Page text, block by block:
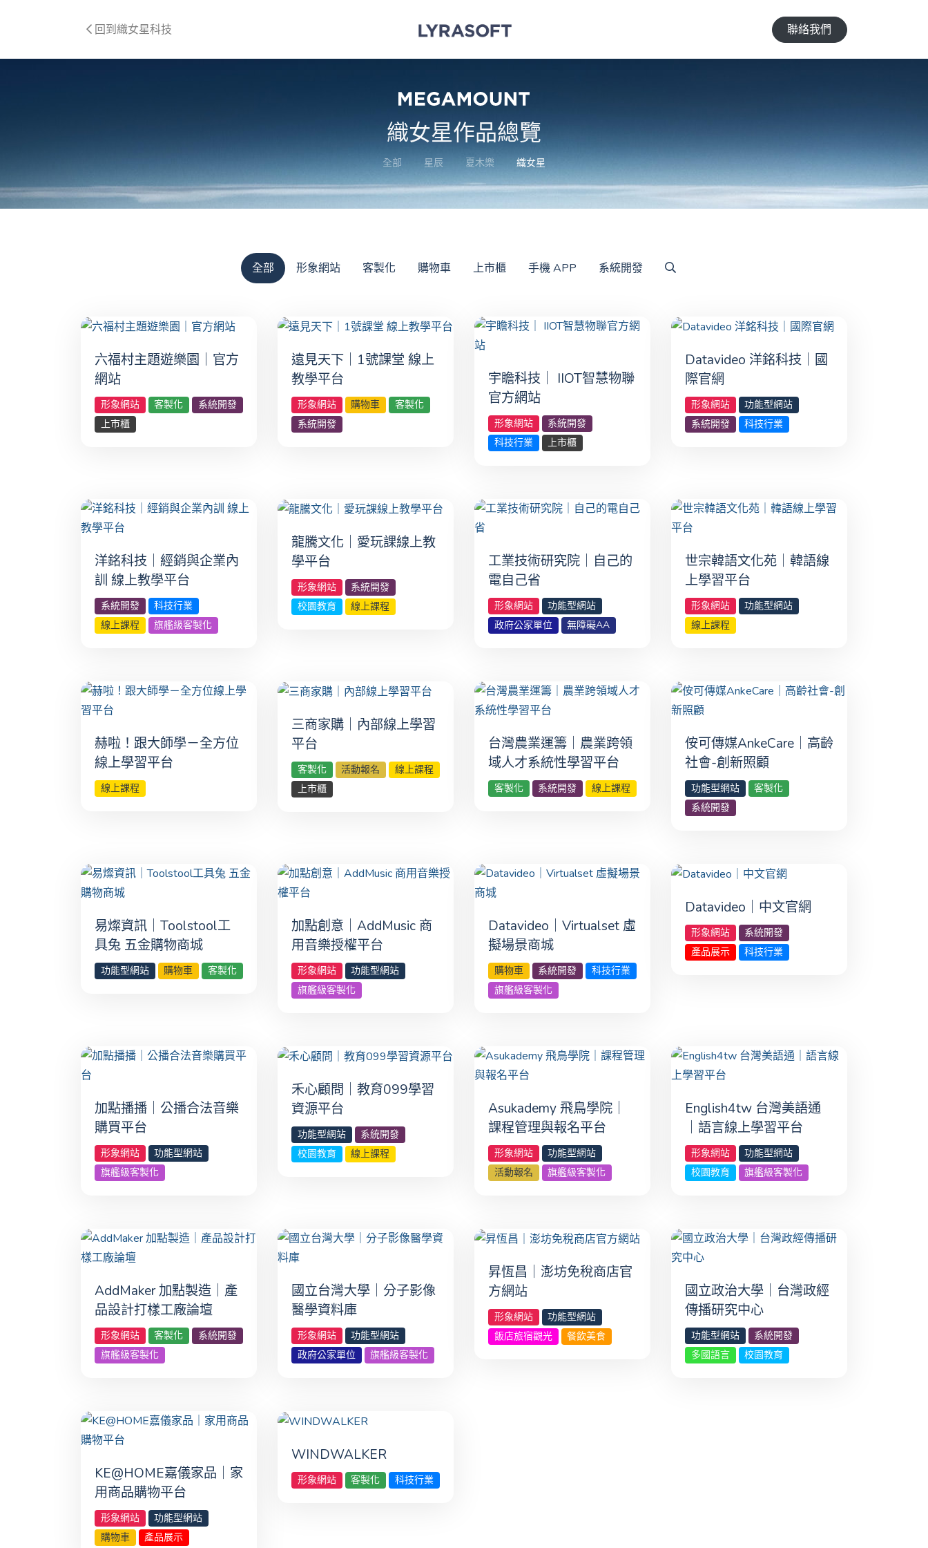
回到織女星科技 聯絡我們
織女星作品總覽
全部 星辰 夏木樂 織女星
全部 形象網站 客製化 購物車 上市櫃 手機 APP 系統開發
六福村主題遊樂園｜官方
網站
形象網站 客製化
系統開發
上市櫃
遠見天下｜1號課堂 線上
教學平台
形象網站 購物車
客製化
系統開發
宇瞻科技｜ IIOT智慧物聯
官方網站
形象網站
系統開發
科技行業
上市櫃
Datavideo 洋銘科技｜國
際官網
形象網站
功能型網站
系統開發
科技行業
洋銘科技｜經銷與企業內
訓 線上教學平台
系統開發
科技行業
線上課程
旗艦級客製化
龍騰文化｜愛玩課線上教
學平台
形象網站
系統開發
校園教育
線上課程
工業技術研究院｜自己的
電自己省
形象網站
功能型網站
政府公家單位
無障礙AA
世宗韓語文化苑｜韓語線
上學習平台
形象網站
功能型網站
線上課程
赫啦！跟大師學－全方位
線上學習平台
線上課程
三商家購｜內部線上學習
平台
客製化 活動報名
線上課程
上市櫃
台灣農業運籌｜農業跨領
域人才系統性學習平台
客製化 系統開發 線上課程
侒可傳媒AnkeCare｜高齡
社會-創新照顧
功能型網站
客製化
系統開發
易燦資訊｜Toolstool工
具兔 五金購物商城
功能型網站 購物車 客製化
加點創意｜AddMusic 商
用音樂授權平台
形象網站
功能型網站
旗艦級客製化
Datavideo｜Virtualset 虛
擬場景商城
購物車 系統開發
科技行業
旗艦級客製化
Datavideo｜中文官網
形象網站
系統開發
產品展示
科技行業
加點播播｜公播合法音樂
購買平台
形象網站
功能型網站
旗艦級客製化
禾心顧問｜教育099學習
資源平台
功能型網站
系統開發
校園教育
線上課程
Asukademy 飛鳥學院｜
課程管理與報名平台
形象網站
功能型網站
活動報名
旗艦級客製化
English4tw 台灣美語通
｜語言線上學習平台
形象網站
功能型網站
校園教育
旗艦級客製化
AddMaker 加點製造｜產
品設計打樣工廠論壇
形象網站 客製化
系統開發
旗艦級客製化
國立台灣大學｜分子影像
醫學資料庫
形象網站
功能型網站
政府公家單位
旗艦級客製化
昇恆昌｜澎坊免稅商店官
方網站
形象網站
功能型網站
飯店旅宿觀光
餐飲美食
國立政治大學｜台灣政經
傳播研究中心
功能型網站
系統開發
多國語言
校園教育
KE@HOME嘉儀家品｜家
用商品購物平台
形象網站
功能型網站
購物車
產品展示
WINDWALKER
形象網站 客製化 科技行業